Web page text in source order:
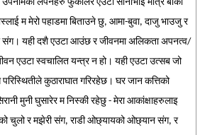
उपनामका लेपनहरु फुकालेर एउटा सानोभाइ मात्र बांकी
म मेरो पहाडमा बिताउने छु, आमा-बुवा, दाजु भाउजु र
संग। यही दशै एउटा आउंछ र जीवनमा अलिकता अपनत्व/
एउटा स्वचालित यन्त्र न हो। यही एउटा उत्सब जो
कुठाराघात गरिरहेछ। घर जान कत्तिको
मुनी घुसारेर म निस्की रहेछु - मेरा आकांक्षाहरुलाइ
चुलो र मझेरी संग, राडी ओछ्यायको ओछ्यान संग, र